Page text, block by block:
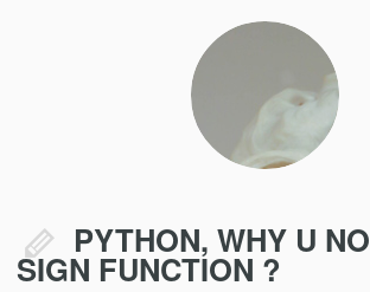
PYTHON, WHY U
SIGN FUNCTION ?